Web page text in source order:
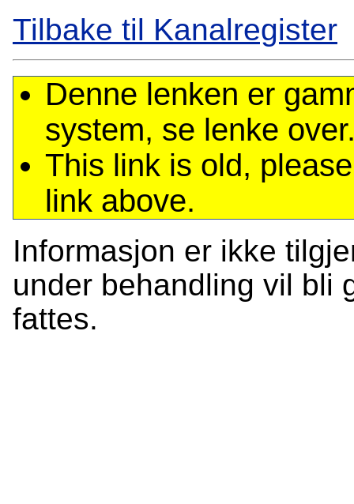
Tilbake til Kanalregister
Denne lenken er
system, se lenke
This link is old,
link above.
Informasjon er ikke
under behandling vil bli
fattes.